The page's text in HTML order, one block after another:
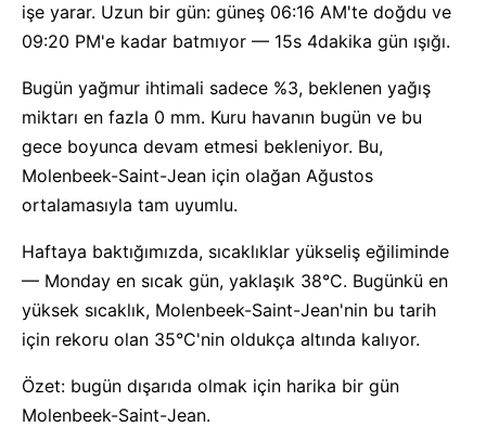
işe yarar. Uzun bir gün: güneş 06:16 AM'te doğdu ve
09:20 PM'e kadar batmıyor — 15s 4dakika gün ışığı.
Bugün yağmur ihtimali sadece %3, beklenen yağış
miktarı en fazla 0 mm. Kuru havanın bugün ve bu
gece boyunca devam etmesi bekleniyor. Bu,
Molenbeek-Saint-Jean için olağan Ağustos
ortalamasıyla tam uyumlu.
Haftaya baktığımızda, sıcaklıklar yükseliş eğiliminde
— Monday en sıcak gün, yaklaşık 38°C. Bugünkü en
yüksek sıcaklık, Molenbeek-Saint-Jean'nin bu tarih
için rekoru olan 35°C'nin oldukça altında kalıyor.
Özet: bugün dışarıda olmak için harika bir gün
Molenbeek-Saint-Jean.